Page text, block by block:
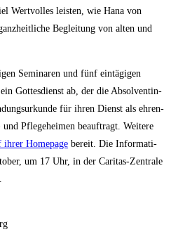
Wert­vol­les leis­ten, wie Hana von
Beglei­tung von alten und
Semi­na­ren und fünf ein­tä­gi­gen
Got­tes­dienst ab, der die Absol­ven­tin­
für ihren Dienst als ehren­
Pfle­ge­hei­men beauf­tragt. Wei­te­re
ihrer Home­page bereit. Die Infor­ma­ti­
um 17 Uhr, in der Cari­tas-Zen­tra­le